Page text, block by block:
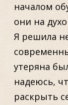
началом
они на
Я решила
утеряна
надеюсь,
раскрыть